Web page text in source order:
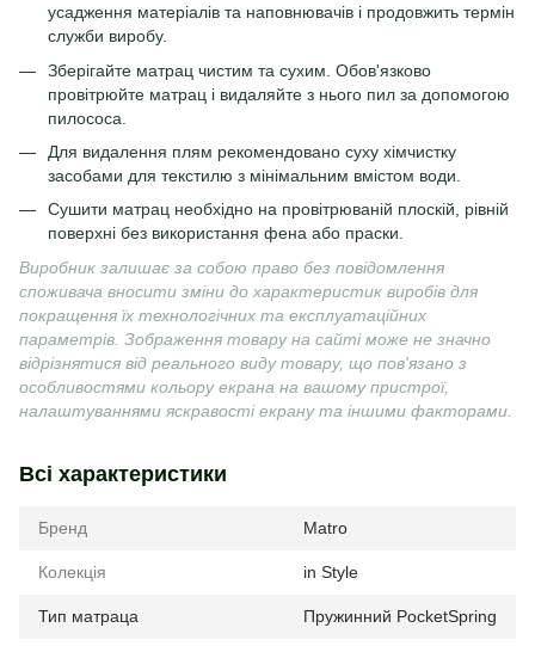
усадження матеріалів та наповнювачів і продовжить термін
служби виробу.
Зберігайте матрац чистим та сухим. Обов'язково
провітрюйте матрац і видаляйте з нього пил за допомогою
пилососа.
Для видалення плям рекомендовано суху хімчистку
засобами для текстилю з мінімальним вмістом води.
Сушити матрац необхідно на провітрюваній плоскій, рівній
поверхні без використання фена або праски.
Виробник залишає за собою право без повідомлення
споживача вносити зміни до характеристик виробів для
покращення їх технологічних та експлуатаційних
параметрів. Зображення товару на сайті може не значно
відрізнятися від реального виду товару, що пов'язано з
особливостями кольору екрана на вашому пристрої,
налаштуваннями яскравості екрану та іншими факторами.
Всі характеристики
Бренд Matro
Колекція in Style
Тип матраца Пружинний PocketSpring